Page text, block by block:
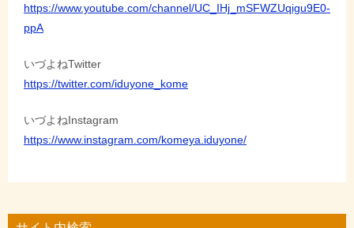
https://www.youtube.com/channel/UC_IHj_mSFWZUqigu9E0-
ppA
いづよねTwitter
https://twitter.com/iduyone_kome
いづよねInstagram
https://www.instagram.com/komeya.iduyone/